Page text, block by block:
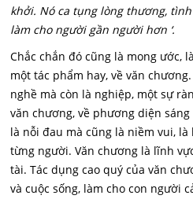
khởi. Nó ca tụng lòng thương,
làm cho người gần người hơn ‘.
Chắc chắn đó cũng là mong ước,
một tác phẩm hay, về văn
nghề mà còn là nghiệp, một sự
văn chương, về phương diện
là nỗi đau mà cũng là niềm vui,
từng người. Văn chương là lĩnh
tài. Tác dụng cao quý của văn
và cuộc sống, làm cho con người